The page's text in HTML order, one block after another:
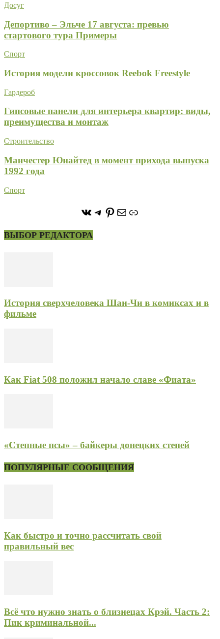
Досуг
Депортиво – Эльче 17 августа: превью
стартового тура Примеры
Спорт
История модели кроссовок Reebok Freestyle
Гардероб
Гипсовые панели для интерьера квартир: виды,
преимущества и монтаж
Строительство
Манчестер Юнайтед в момент прихода выпуска
1992 года
Спорт
https://vk.com/
https://t.me/stoneforest
https://
ПочтаСсылка
ВЫБОР РЕДАКТОРА
История сверхчеловека Шан-Чи в комиксах и в
фильме
Как Fiat 508 положил начало славе «Фиата»
«Степные псы» – байкеры донецких степей
ПОПУЛЯРНЫЕ СООБЩЕНИЯ
Как быстро и точно рассчитать свой
правильный вес
Всё что нужно знать о близнецах Крэй. Часть 2:
Пик криминальной...